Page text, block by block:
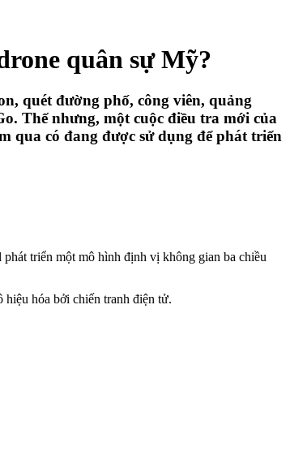
quân sự Mỹ?
quét đường phố, công viên, quảng
Thế nhưng, một cuộc điều tra mới của
qua có đang được sử dụng để phát triển
triển một mô hình định vị không gian ba chiều
hóa bởi chiến tranh điện tử.